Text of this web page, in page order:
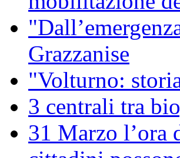
Grazzanise
"Volturno:
3 centrali tra
31 Marzo l’ora